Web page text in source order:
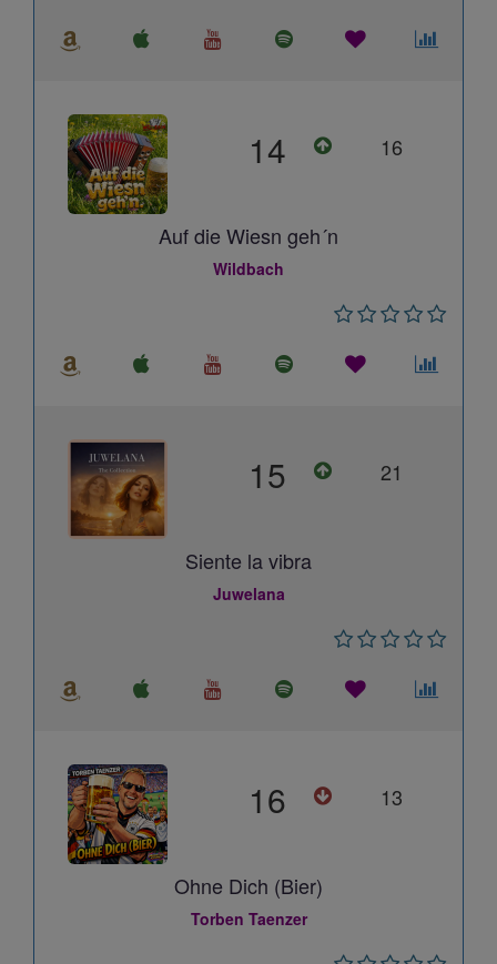
14 16
Auf die Wiesn geh´n
Wildbach
15 21
Siente la vibra
Juwelana
16 13
Ohne Dich (Bier)
Torben Taenzer